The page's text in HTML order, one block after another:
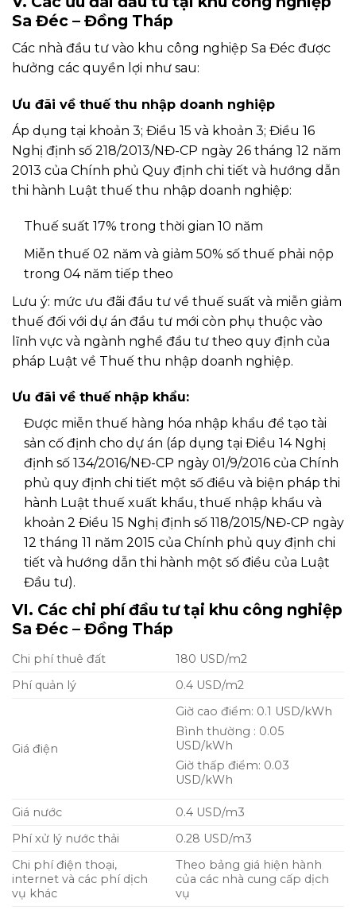
Sa Đéc – Đồng Tháp
Các nhà đầu tư vào khu công nghiệp Sa Đéc được
hưởng các quyền lợi như sau:
Ưu đãi về thuế thu nhập doanh nghiệp
Áp dụng tại khoản 3; Điều 15 và khoản 3; Điều 16
Nghị định số 218/2013/NĐ-CP ngày 26 tháng 12 năm
2013 của Chính phủ Quy định chi tiết và hướng dẫn
thi hành Luật thuế thu nhập doanh nghiệp:
Thuế suất 17% trong thời gian 10 năm
Miễn thuế 02 năm và giảm 50% số thuế phải nộp
trong 04 năm tiếp theo
Lưu ý: mức ưu đãi đầu tư về thuế suất và miễn giảm
thuế đối với dự án đầu tư mới còn phụ thuộc vào
lĩnh vực và ngành nghề đầu tư theo quy định của
pháp Luật về Thuế thu nhập doanh nghiệp.
Ưu đãi về thuế nhập khẩu:
Được miễn thuế hàng hóa nhập khẩu để tạo tài
sản cố định cho dự án (áp dụng tại Điều 14 Nghị
định số 134/2016/NĐ-CP ngày 01/9/2016 của Chính
phủ quy định chi tiết một số điều và biện pháp thi
hành Luật thuế xuất khẩu, thuế nhập khẩu và
khoản 2 Điều 15 Nghị định số 118/2015/NĐ-CP ngày
12 tháng 11 năm 2015 của Chính phủ quy định chi
tiết và hướng dẫn thi hành một số điều của Luật
Đầu tư).
VI. Các chi phí đầu tư tại khu công nghiệp
Sa Đéc – Đồng Tháp
Chi phí thuê đất
180 USD/m2
Phí quản lý
0.4 USD/m2
Giá điện
Giờ cao điểm: 0.1 USD/kWh
Bình thường : 0.05
USD/kWh
Giờ thấp điểm: 0.03
USD/kWh
Giá nước
0.4 USD/m3
Phí xử lý nước thải
0.28 USD/m3
Chi phí điện thoại,
internet và các phí dịch
vụ khác
Theo bảng giá hiện hành
của các nhà cung cấp dịch
vụ